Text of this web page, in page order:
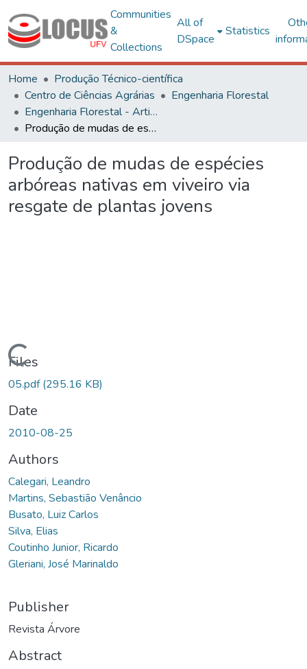
Communities
&
Collections
All of
DSpace
Statistics
Home
Produção Técnico-científica
Centro de Ciências Agrárias
Engenharia Florestal
Engenharia Florestal - Artigos
Produção de mudas de espécies arbóreas nativas em viveiro via resgate de plantas jovens
Produção de mudas de espécies
arbóreas nativas em viveiro via
resgate de plantas jovens
Files
05.pdf(295.16 KB)
Date
2010-08-25
Authors
Calegari, Leandro
Martins, Sebastião Venâncio
Busato, Luiz Carlos
Silva, Elias
Coutinho Junior, Ricardo
Gleriani, José Marinaldo
Publisher
Revista Árvore
Abstract